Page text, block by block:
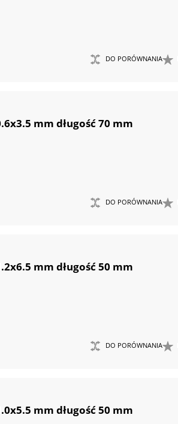
DO PORÓWNANIA
mm długość 70 mm
DO PORÓWNANIA
mm długość 50 mm
DO PORÓWNANIA
mm długość 50 mm